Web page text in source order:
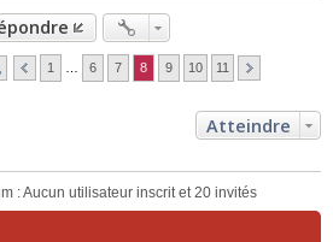
1 6 7 8 9 10 11
Atteindre
: Aucun utilisateur inscrit et 20 invités